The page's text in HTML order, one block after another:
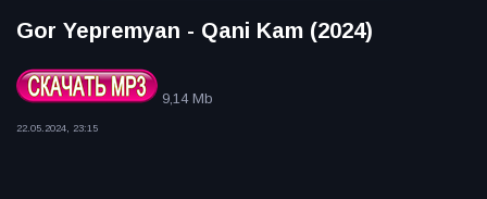
Gor Yepremyan - Qani Kam (2024)
9,14 Mb
22.05.2024, 23:15